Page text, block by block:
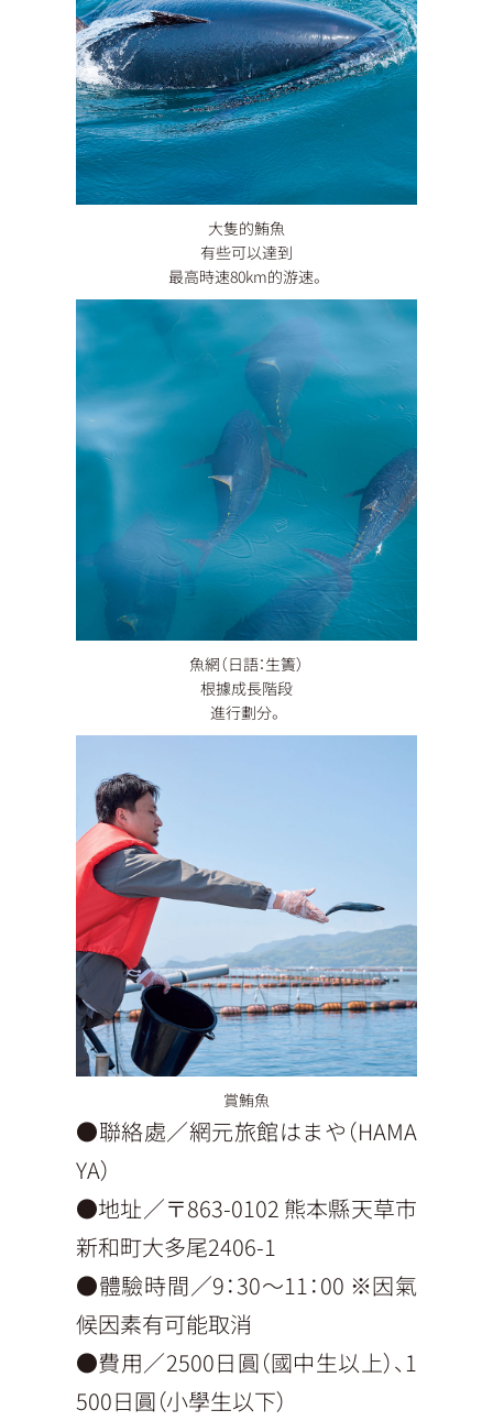
大隻的鮪魚
有些可以達到
最高時速80km的游速。
魚網（日語：生簀）
根據成長階段
進行劃分。
賞鮪魚
●聯絡處／網元旅館はまや（HAMA
YA）
●地址／〒863-0102 熊本縣天草市
新和町大多尾2406-1
●體驗時間／9：30〜11：00 ※因氣
候因素有可能取消
●費用／2500日圓（國中生以上）、1
500日圓（小學生以下）